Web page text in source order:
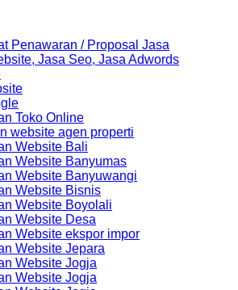
Penawaran / Proposal Jasa
Jasa Seo, Jasa Adwords
Toko Online
website agen properti
Website Bali
Website Banyumas
Website Banyuwangi
Website Bisnis
Website Boyolali
Website Desa
Website ekspor impor
Website Jepara
Website Jogja
Website Jogja